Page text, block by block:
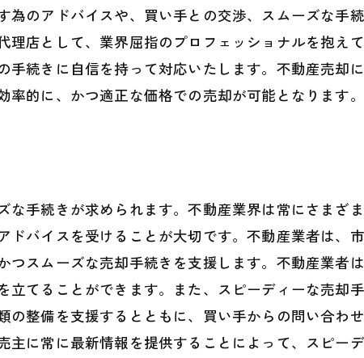
のアドバイスや、買い手との交渉、スムーズな手
店として、業界屈指のプロフェッショナルを抱え
続きに自信を持って対応いたします。不動産売却
的に、かつ適正な価格での売却が可能となります。
手続きが求められます。不動産業界は常にさまざ
バイスを受けることが大切です。不動産業者は、
スムーズな売却手続きを支援します。不動産業者
てることができます。また、スピーディーな売却
整備を支援するとともに、買い手からの問い合わ
に常に最新情報を提供することによって、スピー